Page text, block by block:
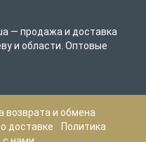
— продажа и доставка
и области. Оптовые
возврата и обмена
доставке
Политика